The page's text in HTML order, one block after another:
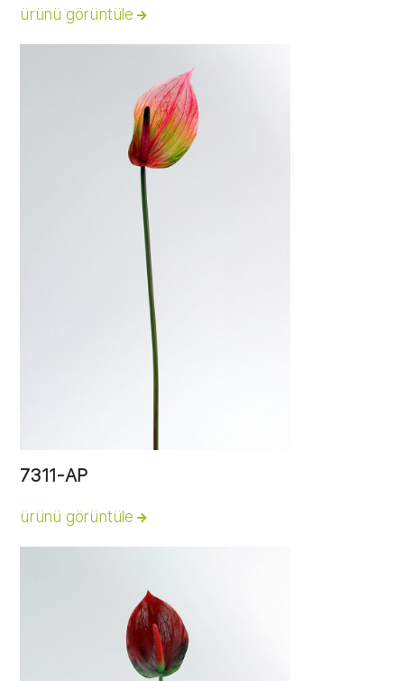
ürünü görüntüle
7311-AP
ürünü görüntüle